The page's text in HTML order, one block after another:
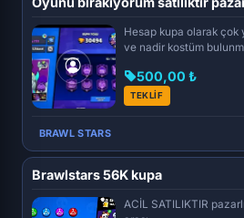
Hesap kupa olarak
ve nadir kostüm
500,00 ₺
TEKLİF
BRAWL STARS
Brawlstars 56K kupa
ACİL SATILIKTIR